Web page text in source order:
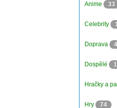
Anime 33
Celebrity
Doprava
Dospělé
Hračky a
Hry 74